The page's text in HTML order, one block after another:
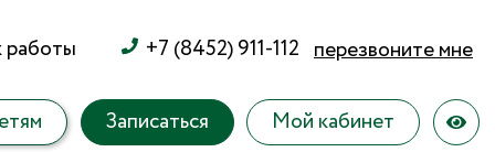
работы +7 (8452) 911-112 перезвоните мне
Записаться Мой кабинет